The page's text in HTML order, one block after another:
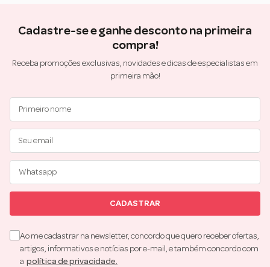
Cadastre-se e ganhe desconto na primeira
compra!
Receba promoções exclusivas, novidades e dicas de especialistas em
primeira mão!
CADASTRAR
Ao me cadastrar na newsletter, concordo que quero receber ofertas,
artigos, informativos e notícias por e-mail, e também concordo com
a política de privacidade.